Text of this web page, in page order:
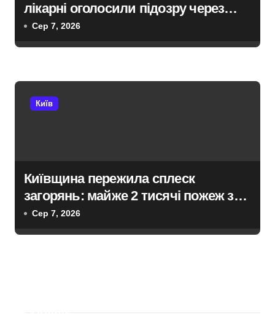
лікарні оголосили підозру через
завищену ціну на УЗД на 6 млн грн
Сер 7, 2026
Київ
Київщина пережила сплеск
загорянь: майже 2 тисячі пожеж за
рік у природних екосистемах
Сер 7, 2026